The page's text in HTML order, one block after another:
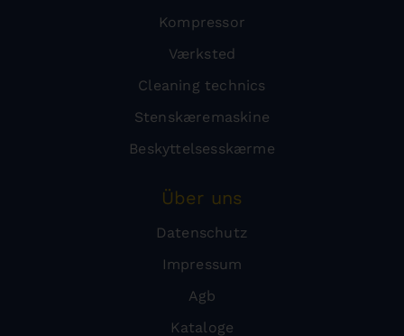
Kompressor
Værksted
Cleaning technics
Stenskæremaskine
Beskyttelsesskærme
Über uns
Datenschutz
Impressum
Agb
Kataloge